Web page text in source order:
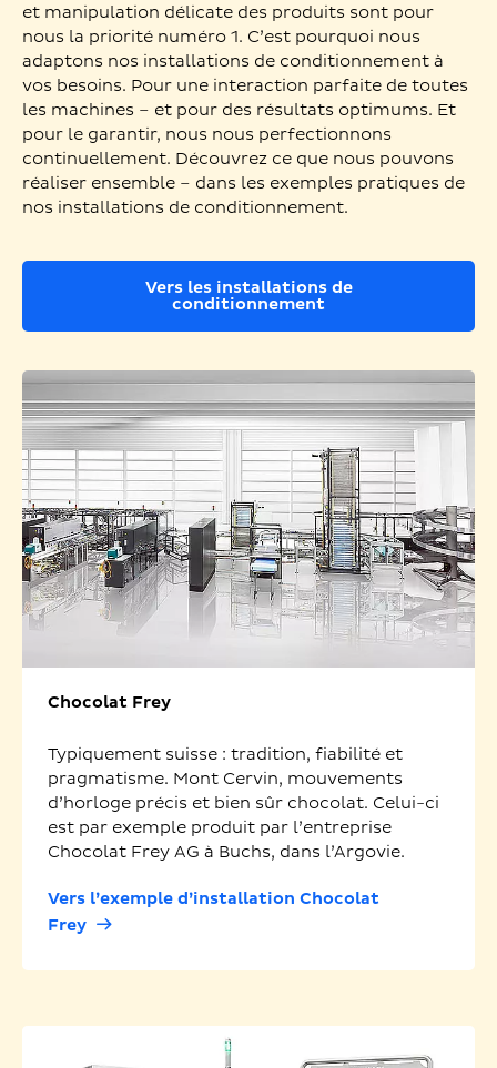
et manipulation délicate des produits sont pour
nous la priorité numéro 1. C’est pourquoi nous
adaptons nos installations de conditionnement à
vos besoins. Pour une interaction parfaite de toutes
les machines – et pour des résultats optimums. Et
pour le garantir, nous nous perfectionnons
continuellement. Découvrez ce que nous pouvons
réaliser ensemble – dans les exemples pratiques de
nos installations de conditionnement.
Vers les installations de
conditionnement
Chocolat Frey
Typiquement suisse : tradition, fiabilité et
pragmatisme. Mont Cervin, mouvements
d’horloge précis et bien sûr chocolat. Celui-ci
est par exemple produit par l’entreprise
Chocolat Frey AG à Buchs, dans l’Argovie.
Vers l’exemple d’installation Chocolat
Frey